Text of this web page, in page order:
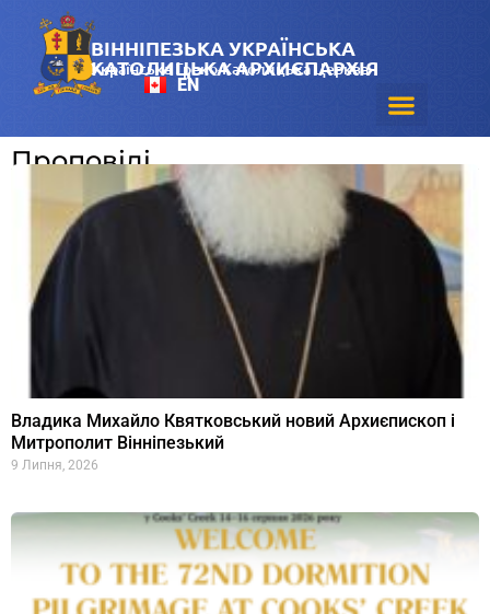
EN
ВІННІПЕЗЬКА УКРАЇНСЬКА
КАТОЛИЦЬКА АРХИЄПАРХІЯ
Українська Греко-Католицька Церква
Проповіді
Владика Михайло Квятковський новий Архиєпископ і
Митрополит Вінніпезький
9 Липня, 2026